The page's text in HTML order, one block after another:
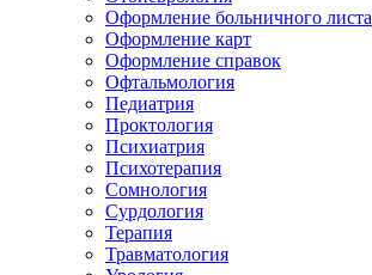
Оформление больничного листа
Оформление карт
Оформление справок
Офтальмология
Педиатрия
Проктология
Психиатрия
Психотерапия
Сомнология
Сурдология
Терапия
Травматология